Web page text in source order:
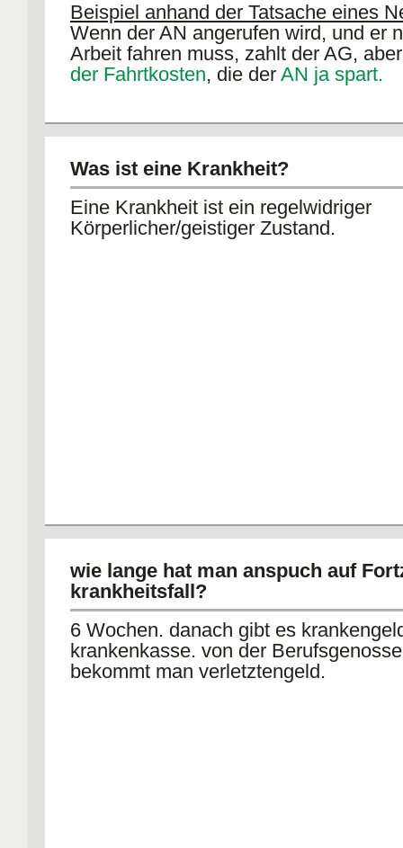
Beispiel anhand der Tatsache eines
Wenn der AN angerufen wird, und er
Arbeit fahren muss, zahlt der AG,
der Fahrtkosten, die der AN ja spart.
Zweitjob kellnert,muss auch dieses
Gehalt abgezogen werden
AG normalerweise hätte zahlen
FALLS der AN esangeboten bekommt
Zweitjob zu kellnern, esaber ablehnt,
Was ist eine Krankheit?
Eine Krankheit ist ein regelwidriger
Körperlicher/geistiger Zustand.
wie lange hat man anspuch auf
krankheitsfall?
6 Wochen. danach gibt es
krankenkasse. von der
bekommt man verletztengeld.